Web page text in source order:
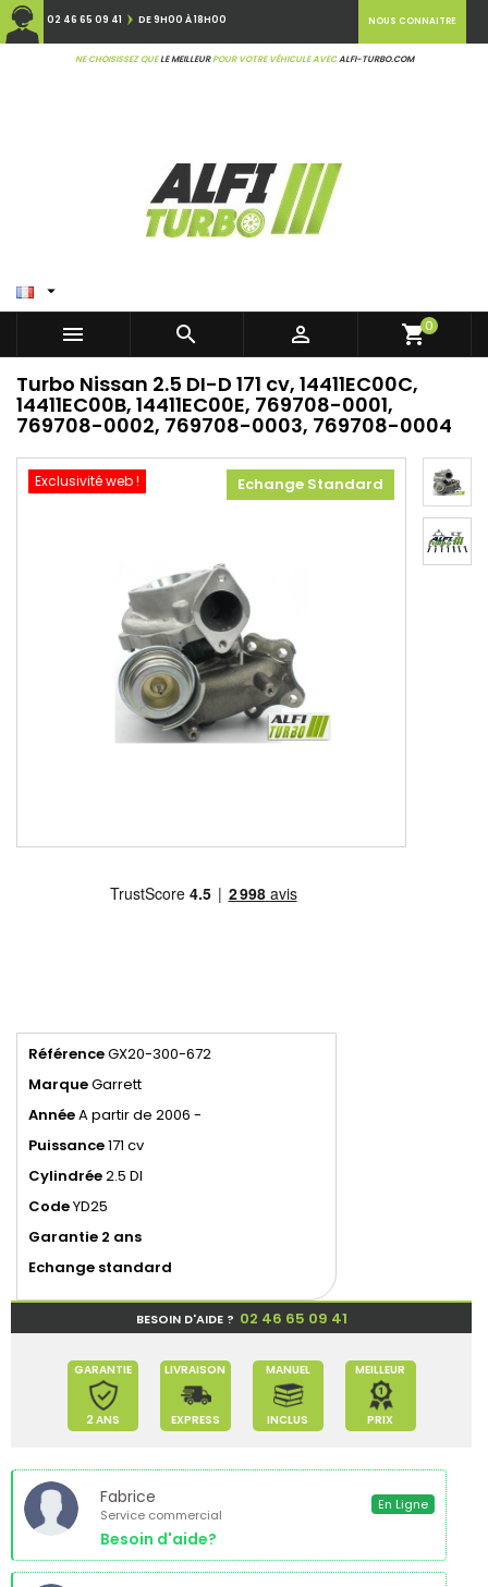
02 46 65 09 41 DE 9H00 À 18H00
NE CHOISISSEZ QUELE MEILLEURPOUR VOTRE VÉHICULE AVECALFI-TURBO.COM
NOUS CONNAITRE

   shopping_cart0
Turbo Nissan 2.5 DI-D 171 cv, 14411EC00C,
14411EC00B, 14411EC00E, 769708-0001,
769708-0002, 769708-0003, 769708-0004
Exclusivité web ! Echange Standard
RéférenceGX20-300-672
MarqueGarrett
AnnéeA partir de 2006 -
Puissance171 cv
Cylindrée2.5 DI
CodeYD25
Garantie 2 ans
Echange standard
BESOIN D'AIDE ? 02 46 65 09 41
GARANTIE
2 ANS
LIVRAISON
EXPRESS
MANUEL
INCLUS
MEILLEUR
PRIX
Fabrice
Service commercial
Besoin d'aide?
En Ligne